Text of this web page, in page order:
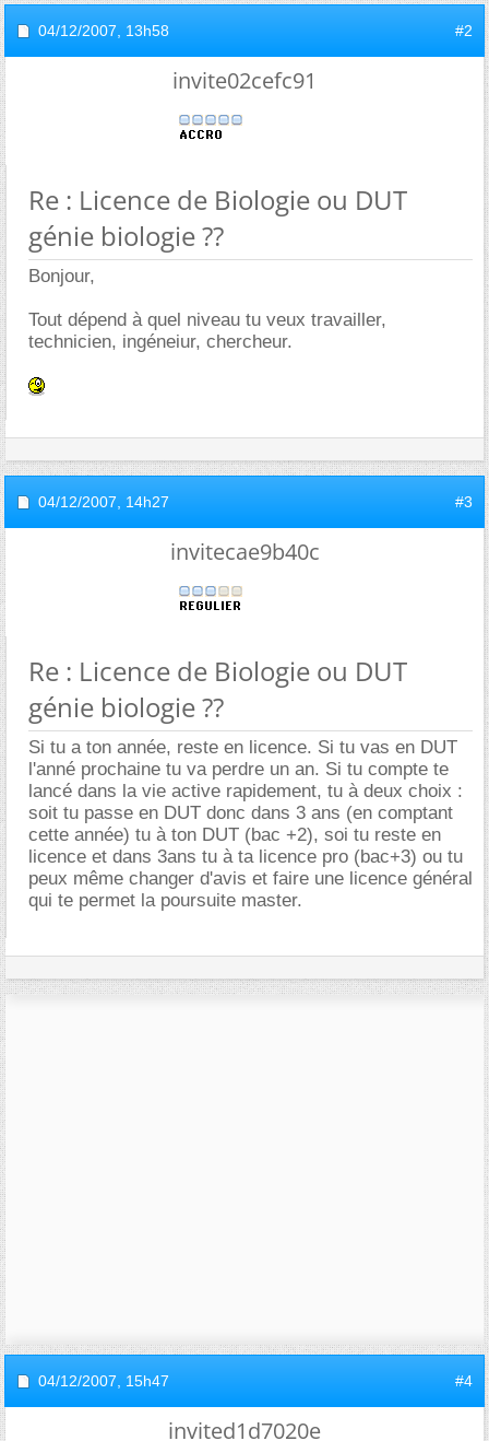
04/12/2007, 13h58 #2
invite02cefc91
Re : Licence de Biologie ou DUT
génie biologie ??
Bonjour,
Tout dépend à quel niveau tu veux travailler,
technicien, ingéneiur, chercheur.
04/12/2007, 14h27 #3
invitecae9b40c
Re : Licence de Biologie ou DUT
génie biologie ??
Si tu a ton année, reste en licence. Si tu vas en DUT
l'anné prochaine tu va perdre un an. Si tu compte te
lancé dans la vie active rapidement, tu à deux choix :
soit tu passe en DUT donc dans 3 ans (en comptant
cette année) tu à ton DUT (bac +2), soi tu reste en
licence et dans 3ans tu à ta licence pro (bac+3) ou tu
peux même changer d'avis et faire une licence général
qui te permet la poursuite master.
04/12/2007, 15h47 #4
invited1d7020e